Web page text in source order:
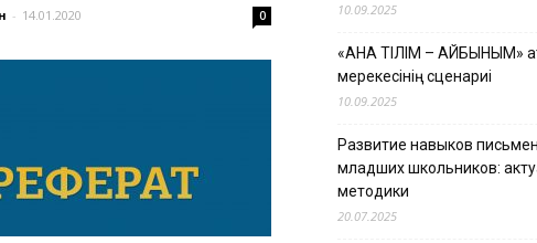
- 14.01.2020 0 10.09.2025
«АНА ТІЛІМ – АЙБЫНЫМ»
мерекесінің сценариі
10.09.2025
Развитие навыков
младших школьников:
методики
20.07.2025